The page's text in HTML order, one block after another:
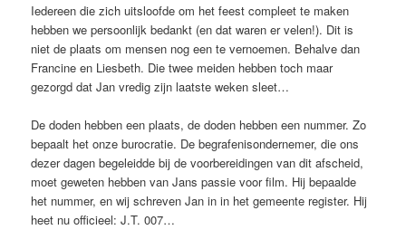
Iedereen die zich uitsloofde om het feest compleet te maken
hebben we persoonlijk bedankt (en dat waren er velen!). Dit is
niet de plaats om mensen nog een te vernoemen. Behalve dan
Francine en Liesbeth. Die twee meiden hebben toch maar
gezorgd dat Jan vredig zijn laatste weken sleet…
De doden hebben een plaats, de doden hebben een nummer. Zo
bepaalt het onze burocratie. De begrafenisondernemer, die ons
dezer dagen begeleidde bij de voorbereidingen van dit afscheid,
moet geweten hebben van Jans passie voor film. Hij bepaalde
het nummer, en wij schreven Jan in in het gemeente register. Hij
heet nu officieel: J.T. 007…